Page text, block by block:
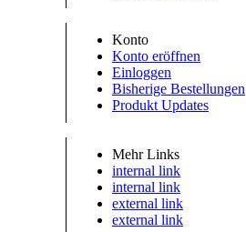
Konto
Konto eröffnen
Einloggen
Bisherige Bestellungen
Produkt Updates
Mehr Links
internal link
internal link
external link
external link